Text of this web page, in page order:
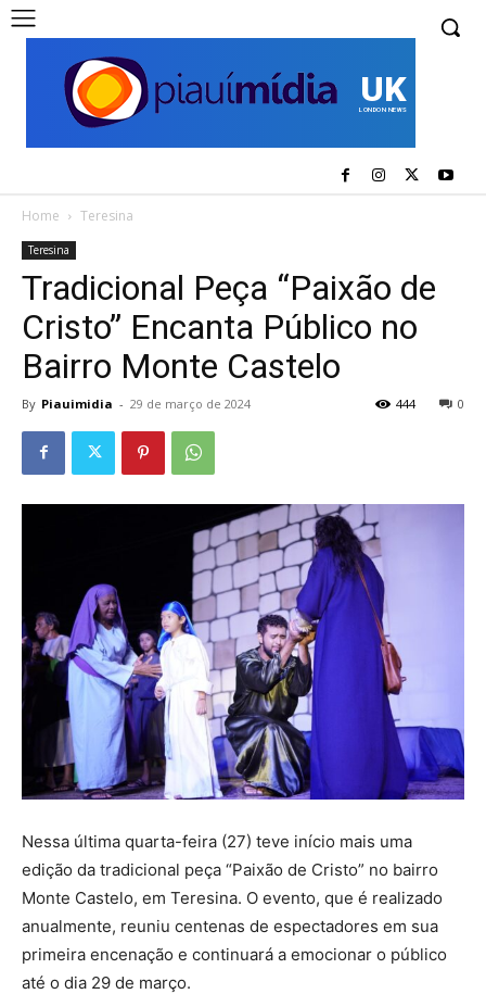
UK
LONDON NEWS
Home Teresina
Teresina
Tradicional Peça “Paixão de
Cristo” Encanta Público no
Bairro Monte Castelo
By Piauimidia - 29 de março de 2024 0
444
Nessa última quarta-feira (27) teve início mais uma
edição da tradicional peça “Paixão de Cristo” no bairro
Monte Castelo, em Teresina. O evento, que é realizado
anualmente, reuniu centenas de espectadores em sua
primeira encenação e continuará a emocionar o público
até o dia 29 de março.